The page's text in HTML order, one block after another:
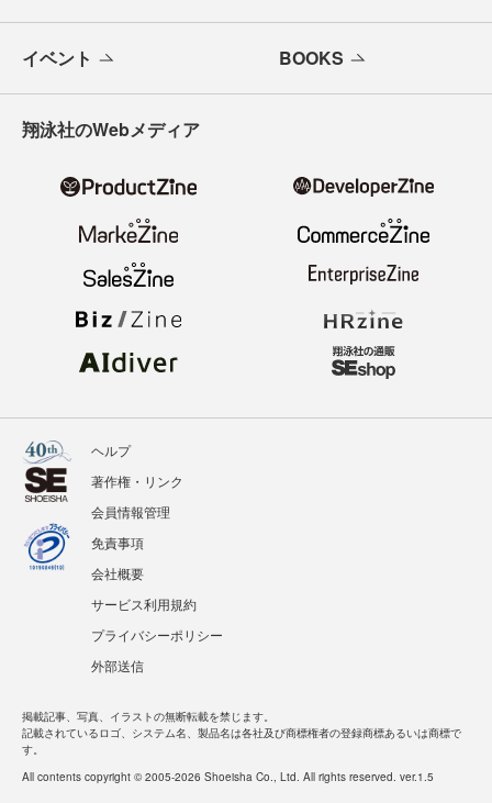
イベント BOOKS
翔泳社のWebメディア
ヘルプ
著作権・リンク
会員情報管理
免責事項
会社概要
サービス利用規約
プライバシーポリシー
外部送信
掲載記事、写真、イラストの無断転載を禁じます。
記載されているロゴ、システム名、製品名は各社及び商標権者の登録商標あるいは商標で
す。
All contents copyright © 2005-2026 Shoeisha Co., Ltd. All rights reserved. ver.1.5